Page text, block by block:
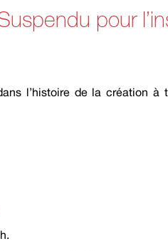
pour
l’histoire de la création